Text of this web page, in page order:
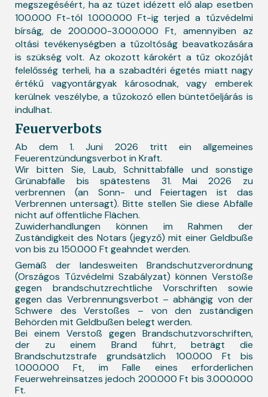
megszegéséért, ha az tüzet idézett elő alap esetben
100.000 Ft-tól 1.000.000 Ft-ig terjed a tűzvédelmi
bírság, de 200.000-3.000.000 Ft, amennyiben az
oltási tevékenységben a tűzoltóság beavatkozására
is szükség volt. Az okozott károkért a tűz okozóját
felelősség terheli, ha a szabadtéri égetés miatt nagy
értékű vagyontárgyak károsodnak, vagy emberek
kerülnek veszélybe, a tűzokozó ellen büntetőeljárás is
indulhat.
Feuerverbots
Ab dem 1. Juni 2026 tritt ein allgemeines
Feuerentzündungsverbot in Kraft.
Wir bitten Sie, Laub, Schnittabfälle und sonstige
Grünabfälle bis spätestens 31. Mai 2026 zu
verbrennen (an Sonn- und Feiertagen ist das
Verbrennen untersagt). Bitte stellen Sie diese Abfälle
nicht auf öffentliche Flächen.
Zuwiderhandlungen können im Rahmen der
Zuständigkeit des Notars (jegyző) mit einer Geldbuße
von bis zu 150.000 Ft geahndet werden.
Gemäß der landesweiten Brandschutzverordnung
(Országos Tűzvédelmi Szabályzat) können Verstöße
gegen brandschutzrechtliche Vorschriften sowie
gegen das Verbrennungsverbot – abhängig von der
Schwere des Verstoßes – von den zuständigen
Behörden mit Geldbußen belegt werden.
Bei einem Verstoß gegen Brandschutzvorschriften,
der zu einem Brand führt, beträgt die
Brandschutzstrafe grundsätzlich 100.000 Ft bis
1.000.000 Ft, im Falle eines erforderlichen
Feuerwehreinsatzes jedoch 200.000 Ft bis 3.000.000
Ft.